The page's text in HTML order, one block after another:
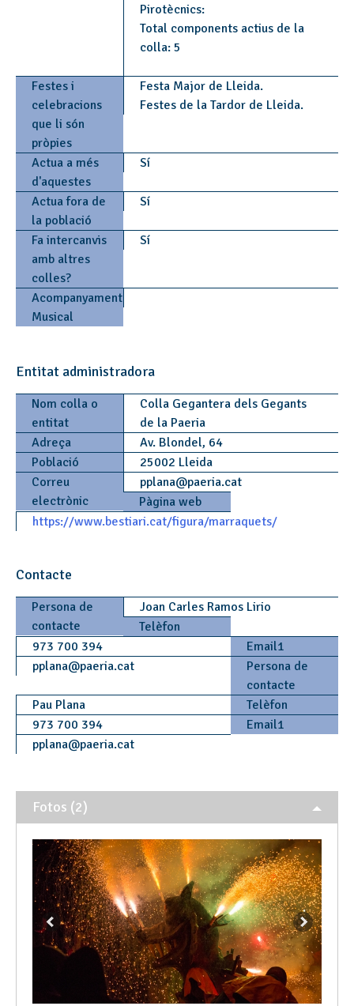
Pirotècnics:
Total components actius de la
colla: 5
Festes i
celebracions
que li són
pròpies
Festa Major de Lleida.
Festes de la Tardor de Lleida.
Actua a més
d'aquestes
Sí
Actua fora de
la població
Sí
Fa intercanvis
amb altres
colles?
Sí
Acompanyament
Musical
Entitat administradora
Nom colla o
entitat
Colla Gegantera dels Gegants
de la Paeria
Adreça
Av. Blondel, 64
Població
25002 Lleida
Correu
electrònic
pplana@paeria.cat
Pàgina web
https://www.bestiari.cat/figura/marraquets/
Contacte
Persona de
contacte
Joan Carles Ramos Lirio
Telèfon
973 700 394
Email1
pplana@paeria.cat
Persona de
contacte
Pau Plana
Telèfon
973 700 394
Email1
pplana@paeria.cat
Fotos (2)